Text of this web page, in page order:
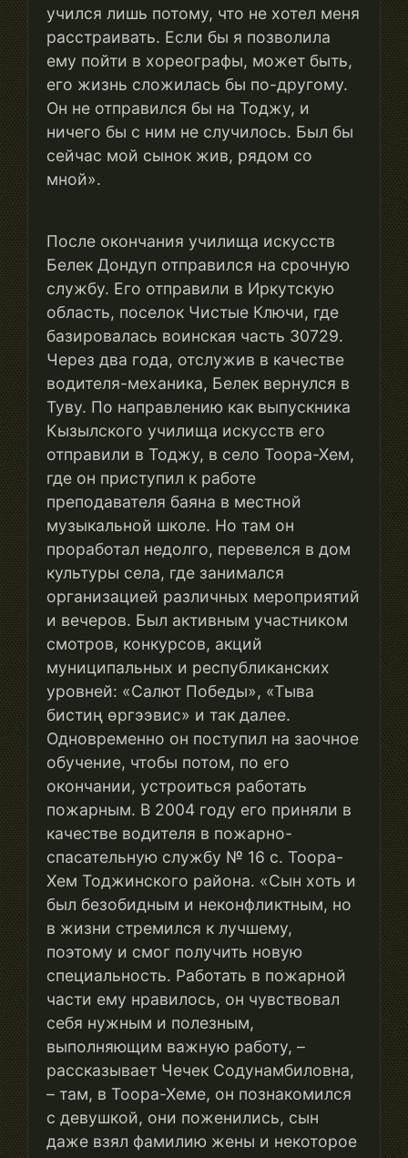
учился лишь потому, что не хотел меня
расстраивать. Если бы я позволила
ему пойти в хореографы, может быть,
его жизнь сложилась бы по-другому.
Он не отправился бы на Тоджу, и
ничего бы с ним не случилось. Был бы
сейчас мой сынок жив, рядом со
мной».
После окончания училища искусств
Белек Дондуп отправился на срочную
службу. Его отправили в Иркутскую
область, поселок Чистые Ключи, где
базировалась воинская часть 30729.
Через два года, отслужив в качестве
водителя-механика, Белек вернулся в
Туву. По направлению как выпускника
Кызылского училища искусств его
отправили в Тоджу, в село Тоора-Хем,
где он приступил к работе
преподавателя баяна в местной
музыкальной школе. Но там он
проработал недолго, перевелся в дом
культуры села, где занимался
организацией различных мероприятий
и вечеров. Был активным участником
смотров, конкурсов, акций
муниципальных и республиканских
уровней: «Салют Победы», «Тыва
бистиң ɵргээвис» и так далее.
Одновременно он поступил на заочное
обучение, чтобы потом, по его
окончании, устроиться работать
пожарным. В 2004 году его приняли в
качестве водителя в пожарно-
спасательную службу № 16 с. Тоора-
Хем Тоджинского района. «Сын хоть и
был безобидным и неконфликтным, но
в жизни стремился к лучшему,
поэтому и смог получить новую
специальность. Работать в пожарной
части ему нравилось, он чувствовал
себя нужным и полезным,
выполняющим важную работу, –
рассказывает Чечек Содунамбиловна,
– там, в Тоора-Хеме, он познакомился
с девушкой, они поженились, сын
даже взял фамилию жены и некоторое